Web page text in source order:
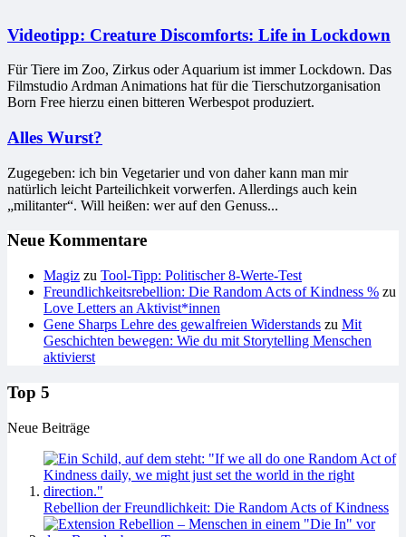
Videotipp: Creature Discomforts: Life in Lockdown
Für Tiere im Zoo, Zirkus oder Aquarium ist immer Lockdown. Das
Filmstudio Ardman Animations hat für die Tierschutzorganisation
Born Free hierzu einen bitteren Werbespot produziert.
Alles Wurst?
Zugegeben: ich bin Vegetarier und von daher kann man mir
natürlich leicht Parteilichkeit vorwerfen. Allerdings auch kein
„militanter“. Will heißen: wer auf den Genuss...
Neue Kommentare
Magiz zu Tool-Tipp: Politischer 8-Werte-Test
Freundlichkeitsrebellion: Die Random Acts of Kindness % zu
Love Letters an Aktivist*innen
Gene Sharps Lehre des gewalfreien Widerstands zu Mit
Geschichten bewegen: Wie du mit Storytelling Menschen
aktivierst
Top 5
Neue Beiträge
Rebellion der Freundlichkeit: Die Random Acts of Kindness